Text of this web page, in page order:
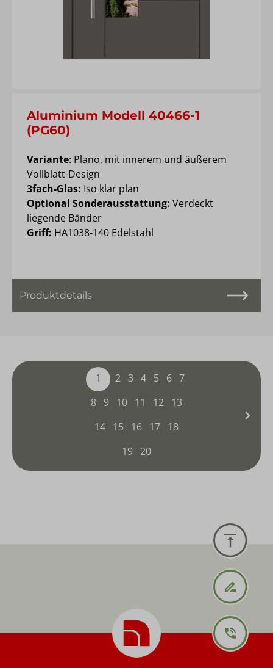
Aluminium Modell 40466-1
(PG60)
Variante: Plano, mit innerem und äußerem
Vollblatt-Design
3fach-Glas: Iso klar plan
Optional Sonderausstattung: Verdeckt
liegende Bänder
Griff: HA1038-140 Edelstahl
Produktdetails
1 2 3 4 5 6 7
8 9 10 11 12 13
14 15 16 17 18
19 20